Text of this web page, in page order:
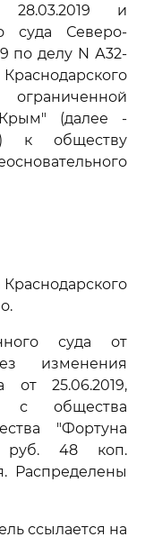
28.03.2019 и
суда Северо-
по делу N А32-
Крым" (далее -
к обществу
суда от
изменения
от 25.06.2019,
с общества
"Фортуна
руб. 48 коп.
Распределены
ссылается на